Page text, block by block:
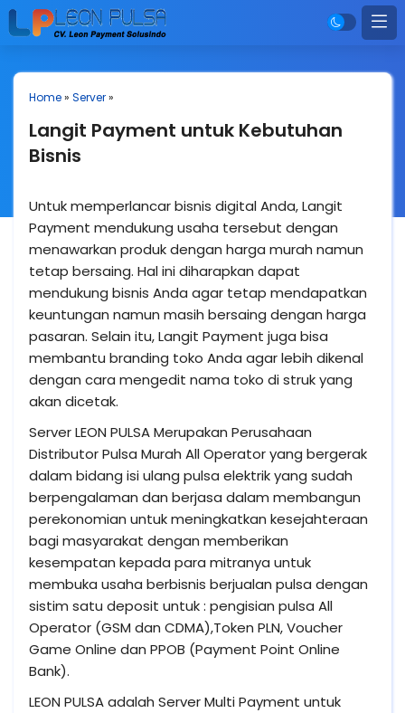
Home» Server»
Langit Payment untuk Kebutuhan
Bisnis
Untuk memperlancar bisnis digital Anda, Langit
Payment mendukung usaha tersebut dengan
menawarkan produk dengan harga murah namun
tetap bersaing. Hal ini diharapkan dapat
mendukung bisnis Anda agar tetap mendapatkan
keuntungan namun masih bersaing dengan harga
pasaran. Selain itu, Langit Payment juga bisa
membantu branding toko Anda agar lebih dikenal
dengan cara mengedit nama toko di struk yang
akan dicetak.
Server LEON PULSA Merupakan Perusahaan
Distributor Pulsa Murah All Operator yang bergerak
dalam bidang isi ulang pulsa elektrik yang sudah
berpengalaman dan berjasa dalam membangun
perekonomian untuk meningkatkan kesejahteraan
bagi masyarakat dengan memberikan
kesempatan kepada para mitranya untuk
membuka usaha berbisnis berjualan pulsa dengan
sistim satu deposit untuk : pengisian pulsa All
Operator (GSM dan CDMA),Token PLN, Voucher
Game Online dan PPOB (Payment Point Online
Bank).
LEON PULSA adalah Server Multi Payment untuk